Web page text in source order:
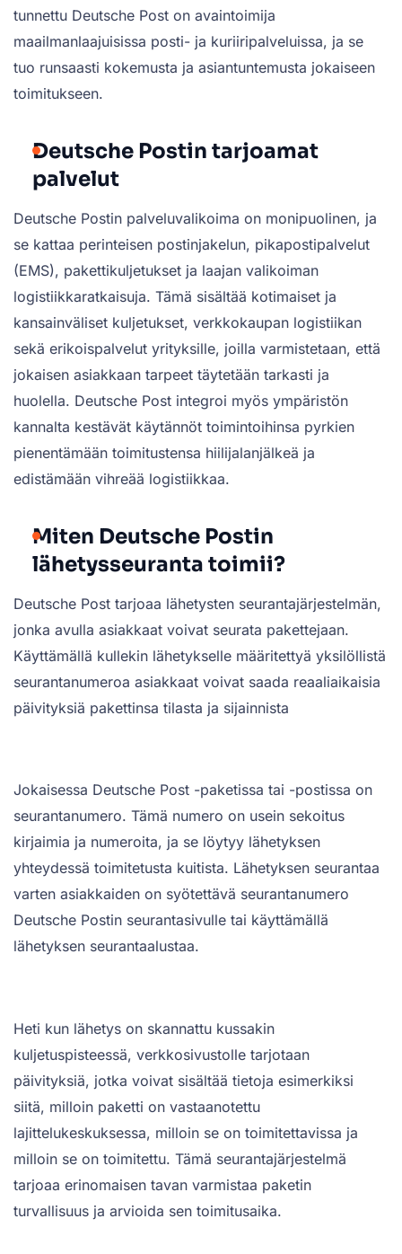
tunnettu Deutsche Post on avaintoimija
maailmanlaajuisissa posti- ja kuriiripalveluissa, ja se
tuo runsaasti kokemusta ja asiantuntemusta jokaiseen
toimitukseen.
Deutsche Postin tarjoamat
palvelut
Deutsche Postin palveluvalikoima on monipuolinen, ja
se kattaa perinteisen postinjakelun, pikapostipalvelut
(EMS), pakettikuljetukset ja laajan valikoiman
logistiikkaratkaisuja. Tämä sisältää kotimaiset ja
kansainväliset kuljetukset, verkkokaupan logistiikan
sekä erikoispalvelut yrityksille, joilla varmistetaan, että
jokaisen asiakkaan tarpeet täytetään tarkasti ja
huolella. Deutsche Post integroi myös ympäristön
kannalta kestävät käytännöt toimintoihinsa pyrkien
pienentämään toimitustensa hiilijalanjälkeä ja
edistämään vihreää logistiikkaa.
Miten Deutsche Postin
lähetysseuranta toimii?
Deutsche Post tarjoaa lähetysten seurantajärjestelmän,
jonka avulla asiakkaat voivat seurata pakettejaan.
Käyttämällä kullekin lähetykselle määritettyä yksilöllistä
seurantanumeroa asiakkaat voivat saada reaaliaikaisia
päivityksiä pakettinsa tilasta ja sijainnista
Jokaisessa Deutsche Post -paketissa tai -postissa on
seurantanumero. Tämä numero on usein sekoitus
kirjaimia ja numeroita, ja se löytyy lähetyksen
yhteydessä toimitetusta kuitista. Lähetyksen seurantaa
varten asiakkaiden on syötettävä seurantanumero
Deutsche Postin seurantasivulle tai käyttämällä
lähetyksen seurantaalustaa.
Heti kun lähetys on skannattu kussakin
kuljetuspisteessä, verkkosivustolle tarjotaan
päivityksiä, jotka voivat sisältää tietoja esimerkiksi
siitä, milloin paketti on vastaanotettu
lajittelukeskuksessa, milloin se on toimitettavissa ja
milloin se on toimitettu. Tämä seurantajärjestelmä
tarjoaa erinomaisen tavan varmistaa paketin
turvallisuus ja arvioida sen toimitusaika.